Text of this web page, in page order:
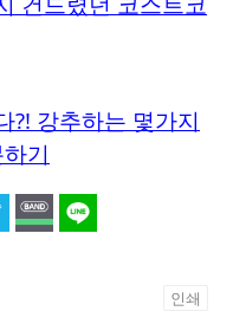
?! 강추하는 몇가지
기
인쇄